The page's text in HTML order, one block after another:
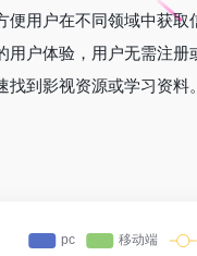
便用户在不同领域中获
用户体验，用户无需注册
找到影视资源或学习资料。